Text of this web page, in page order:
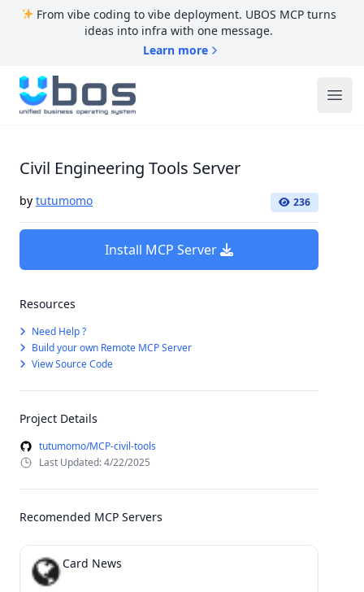
From vibe coding to vibe deployment. UBOS MCP turns
ideas into infra with one message.
Learn more
UBOS
Civil Engineering Tools Server
by tutumomo 236
Install MCP Server
Resources
Need Help ?
Build your own Remote MCP Server
View Source Code
Project Details
tutumomo/MCP-civil-tools
Last Updated: 4/22/2025
Recomended MCP Servers
Card News